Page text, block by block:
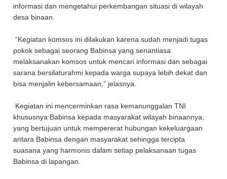
informasi dan mengetahui perkembangan situasi di wilayah
desa binaan.
“Kegiatan komsos ini dilakukan karena sudah menjadi tugas
pokok sebagai seorang Babinsa yang senantiasa
melaksanakan komsos untuk mencari informasi dan sebagai
sarana bersilaturahmi kepada warga supaya lebih dekat dan
bisa menjalin kebersamaan,” jelasnya.
Kegiatan ini mencerminkan rasa kemanunggalan TNI
khususnya Babinsa kepada masyarakat wilayah binaannya,
yang bertujuan untuk mempererat hubungan kekeluargaan
antara Babinsa dengan masyarakat sehingga tercipta
suasana yang harmonis dalam setiap pelaksanaan tugas
Babinsa di lapangan.